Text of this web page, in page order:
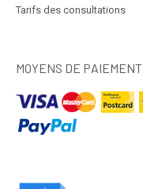
Tarifs des consultations
MOYENS DE PAIEMENT